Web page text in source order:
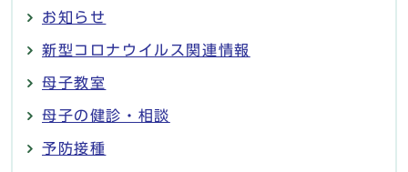
お知らせ
新型コロナウイルス関連情報
母子教室
母子の健診・相談
予防接種